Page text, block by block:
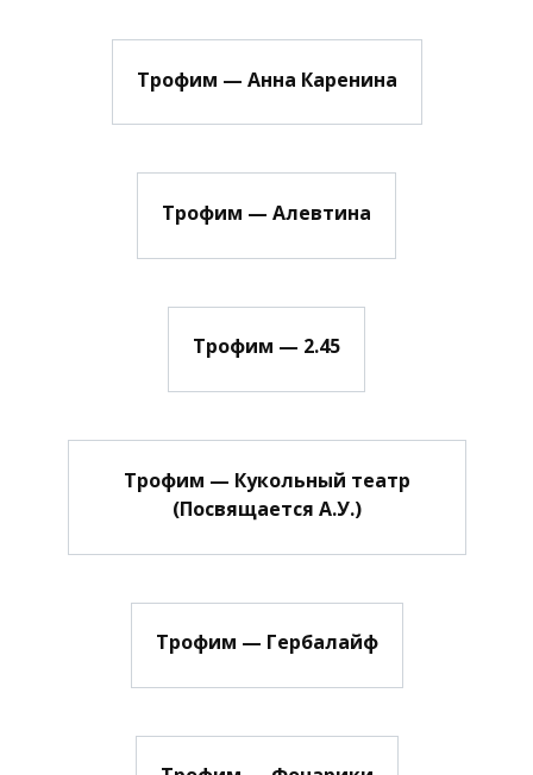
Трофим — Анна Каренина
Трофим — Алевтина
Трофим — 2.45
Трофим — Кукольный театр
(Посвящается А.У.)
Трофим — Гербалайф